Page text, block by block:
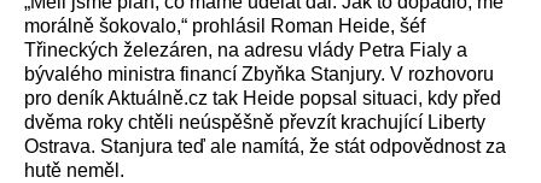
morálně šokovalo,“ prohlásil Roman Heide, šéf
Třineckých železáren, na adresu vlády Petra Fialy a
bývalého ministra financí Zbyňka Stanjury. V rozhovoru
pro deník Aktuálně.cz tak Heide popsal situaci, kdy před
dvěma roky chtěli neúspěšně převzít krachující Liberty
Ostrava. Stanjura teď ale namítá, že stát odpovědnost za
hutě neměl.